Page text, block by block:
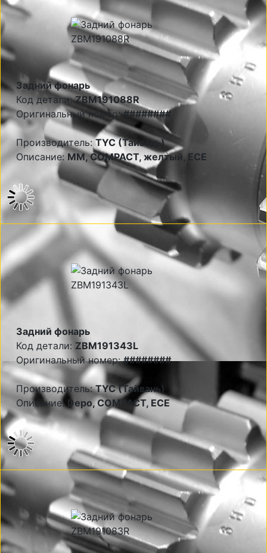
Задний фонарь
Код детали:ZBM191088R
Оригинальный номер:########
Производитель: TYC (Тайвань)
Описание: MM, COMPACT, желтый, ECE
Задний фонарь
Код детали: ZBM191343L
Оригинальный номер:########
Производитель:TYC (Тайвань)
Описание:Depo, COMPACT, ECE